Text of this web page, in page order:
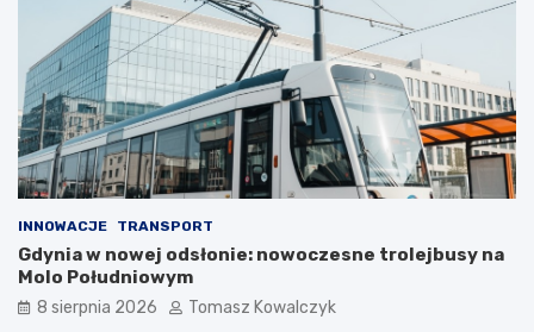
ć
?
INNOWACJE TRANSPORT
Gdynia w nowej odsłonie: nowoczesne trolejbusy na
Molo Południowym
8 sierpnia 2026 Tomasz Kowalczyk